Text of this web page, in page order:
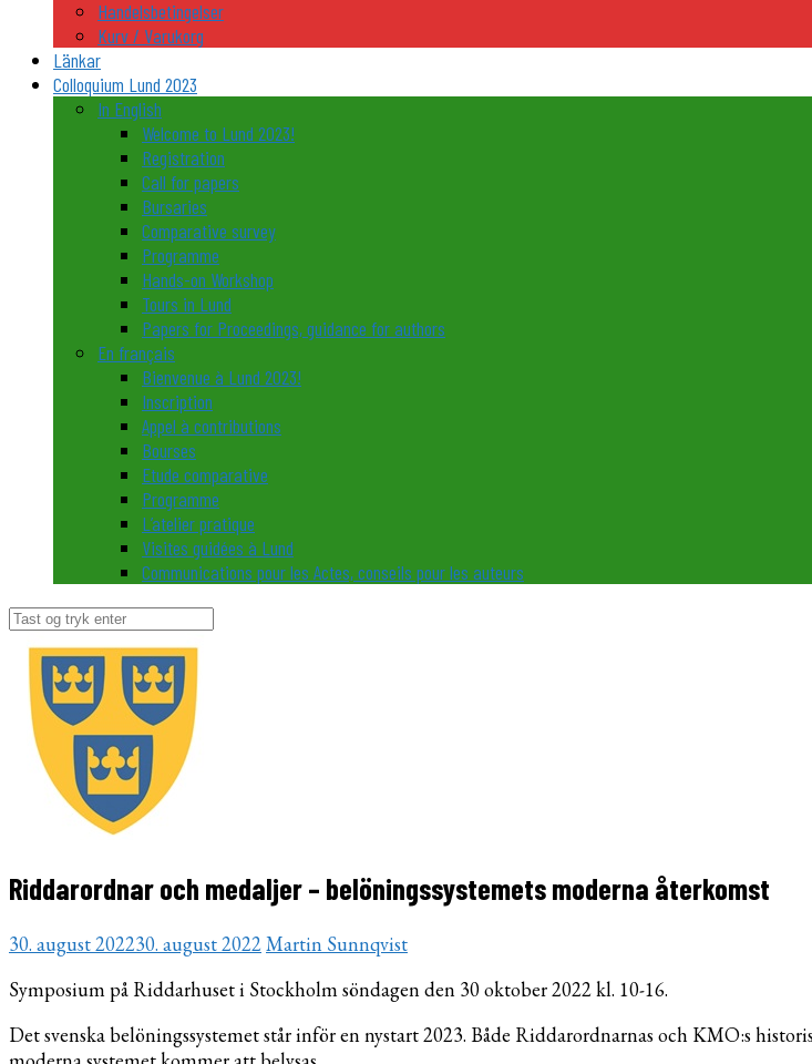
Handelsbetingelser
Kurv / Varukorg
Länkar
Colloquium Lund 2023
In English
Welcome to Lund 2023!
Registration
Call for papers
Bursaries
Comparative survey
Programme
Hands-on Workshop
Tours in Lund
Papers for Proceedings, guidance for authors
En français
Bienvenue à Lund 2023!
Inscription
Appel à contributions
Bourses
Etude comparative
Programme
L’atelier pratique
Visites guidées à Lund
Communications pour les Actes, conseils pour les auteurs
Søg
Riddarordnar och medaljer – belöningssystemets moderna återkomst
30. august 202230. august 2022Martin Sunnqvist
Symposium på Riddarhuset i Stockholm söndagen den 30 oktober 2022 kl. 10-16.
Det svenska belöningssystemet står inför en nystart 2023. Både Riddarordnarnas och KMO:s